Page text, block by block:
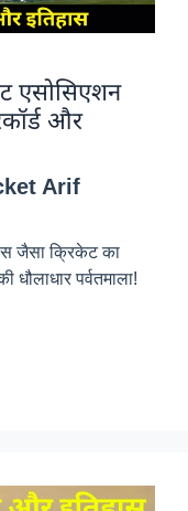
एसोसिएशन
और
Arif
जैसा क्रिकेट का
पर्वतमाला!